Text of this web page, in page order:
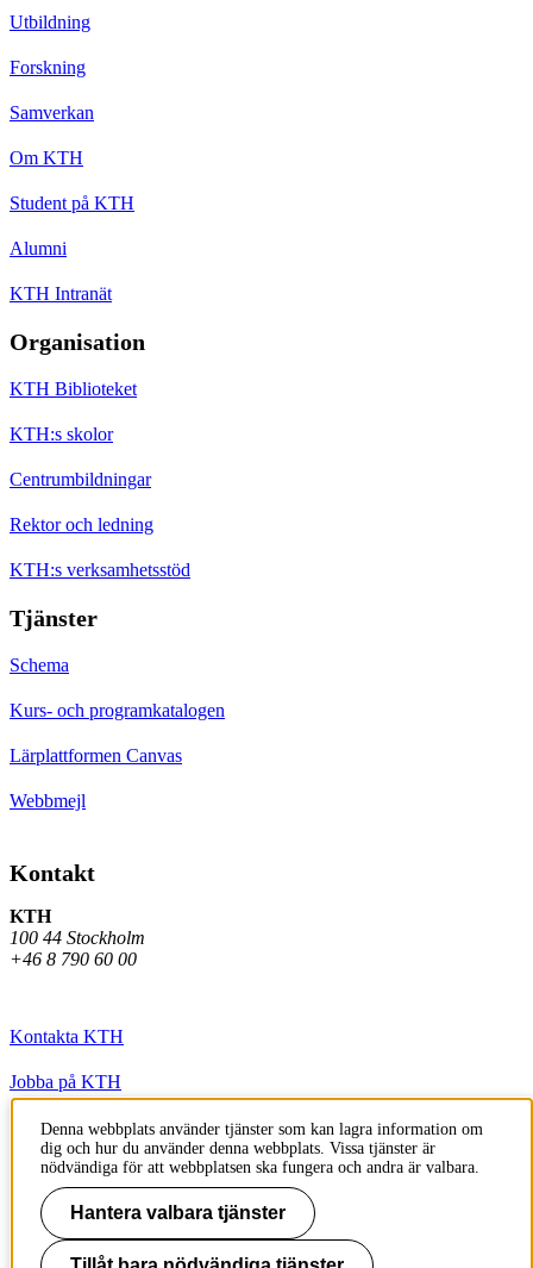
Utbildning
Forskning
Samverkan
Om KTH
Student på KTH
Alumni
KTH Intranät
Organisation
KTH Biblioteket
KTH:s skolor
Centrumbildningar
Rektor och ledning
KTH:s verksamhetsstöd
Tjänster
Schema
Kurs- och programkatalogen
Lärplattformen Canvas
Webbmejl
Kontakt
KTH
100 44 Stockholm
+46 8 790 60 00
Kontakta KTH
Jobba på KTH
Press och media
Faktura och betalning KTH
Om KTH:s webbplatser
Tillgänglighetsredogörelse
Denna webbplats använder tjänster som kan lagra information om
dig och hur du använder denna webbplats. Vissa tjänster är
nödvändiga för att webbplatsen ska fungera och andra är valbara.
Hantera valbara tjänster